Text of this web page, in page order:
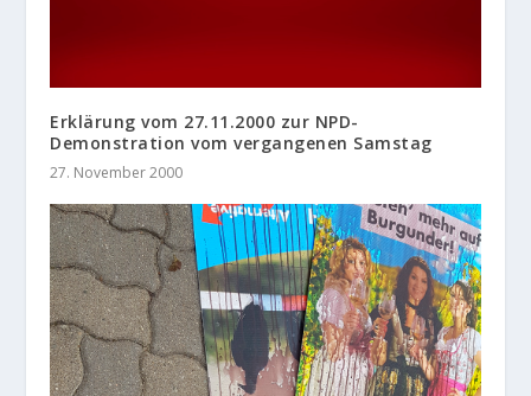
Erklärung vom 27.11.2000 zur NPD-
Demonstration vom vergangenen Samstag
27. November 2000